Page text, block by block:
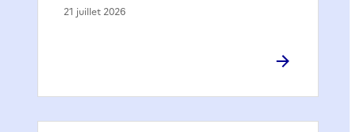
21 juillet 2026